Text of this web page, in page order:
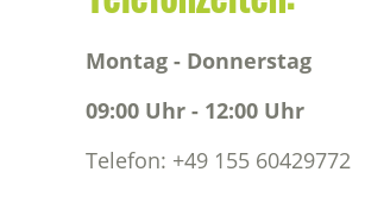
Montag - Donnerstag
09:00 Uhr - 12:00 Uhr
Telefon: +49 155 60429772